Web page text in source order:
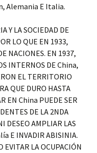
Alemania E Italia.
Y LA SOCIEDAD DE
LO QUE EN 1933,
NACIONES. EN 1937,
INTERNOS DE China,
EL TERRITORIO
QUE DURO HASTA
EN China PUEDE SER
DE LA 2NDA
DESEO AMPLIAR LAS
E INVADIR ABISINIA.
EVITAR LA OCUPACIÓN